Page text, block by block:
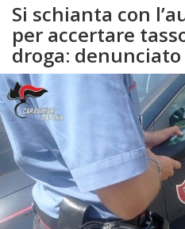
Si schianta con
per accertare
droga: denunciato